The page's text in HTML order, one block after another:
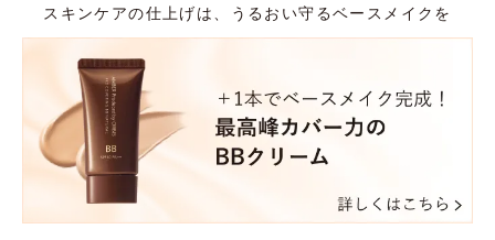
スキンケアの仕上げは、うるおい守るベースメイクを